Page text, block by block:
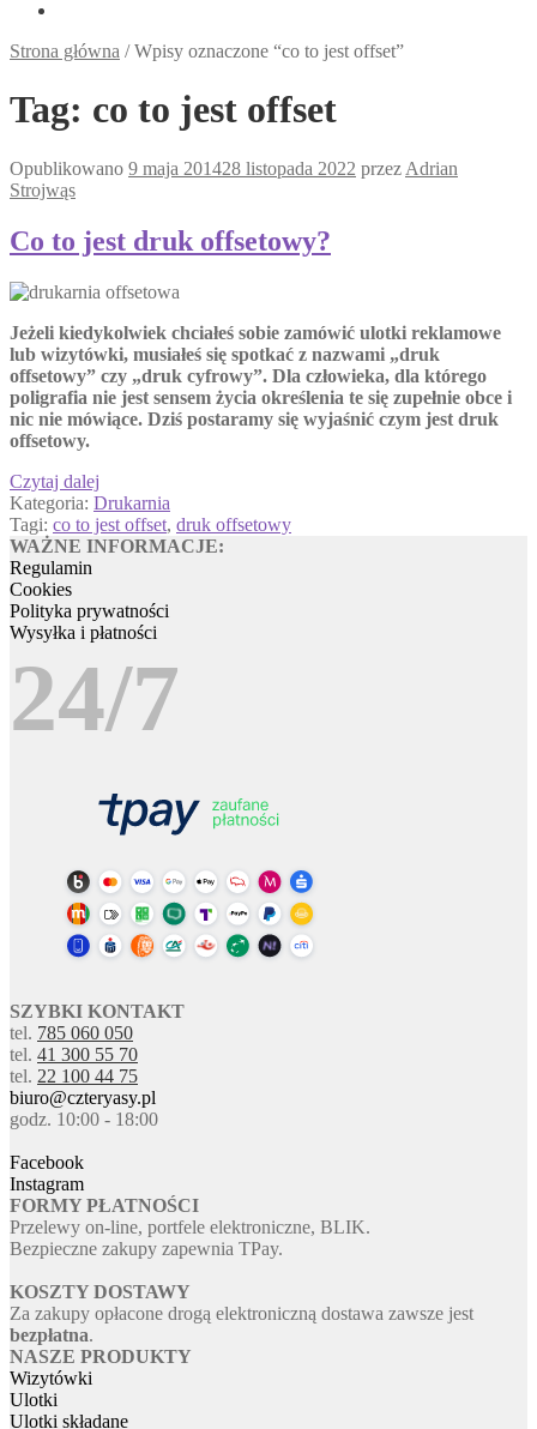
Strona główna /Wpisy oznaczone “co to jest offset”
Tag: co to jest offset
Opublikowano 9 maja 201428 listopada 2022 przez Adrian
Strojwąs
Co to jest druk offsetowy?
Jeżeli kiedykolwiek chciałeś sobie zamówić ulotki reklamowe
lub wizytówki, musiałeś się spotkać z nazwami „druk
offsetowy” czy „druk cyfrowy”. Dla człowieka, dla którego
poligrafia nie jest sensem życia określenia te się zupełnie obce i
nic nie mówiące. Dziś postaramy się wyjaśnić czym jest druk
offsetowy.
Czytaj dalej
to
jest
druk
Kategoria: Drukarnia
Tagi: co to jest offset, druk offsetowy
WAŻNE INFORMACJE:
Regulamin
Cookies
Polityka prywatności
Wysyłka i płatności
24/7
SZYBKI KONTAKT
tel. 785 060 050
tel. 41 300 55 70
tel. 22 100 44 75
biuro@czteryasy.pl
godz. 10:00 - 18:00
Facebook
Instagram
FORMY PŁATNOŚCI
Przelewy on-line, portfele elektroniczne, BLIK.
Bezpieczne zakupy zapewnia TPay.
KOSZTY DOSTAWY
Za zakupy opłacone drogą elektroniczną dostawa zawsze jest
bezpłatna.
NASZE PRODUKTY
Wizytówki
Ulotki
Ulotki składane